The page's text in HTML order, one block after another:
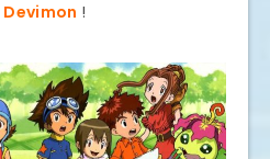
Devimon !